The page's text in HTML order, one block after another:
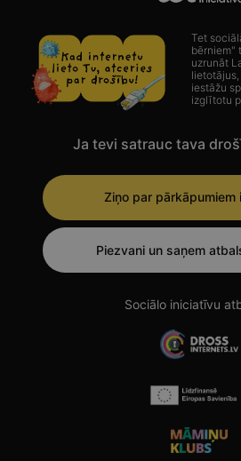
Tet
bērniem"
uzrunāt
iestāžu
izglītotu
Ja tevi satrauc tava
Ziņo par pārkāpumiem
Piezvani un saņem
Sociālo iniciatīvu